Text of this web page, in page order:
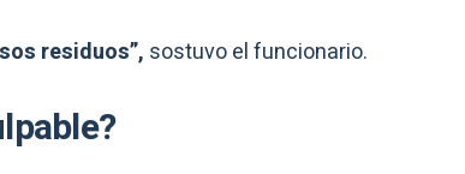
residuos”, sostuvo el funcionario.